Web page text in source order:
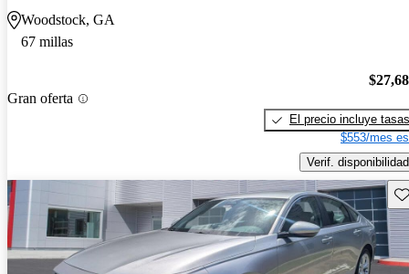
Woodstock, GA
67 millas
Gran oferta
El precio incluye tasas
$553/mes
Verif. disponibilidad